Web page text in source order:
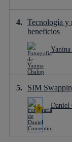
Tecnología y
beneficios
SIM
Daniel